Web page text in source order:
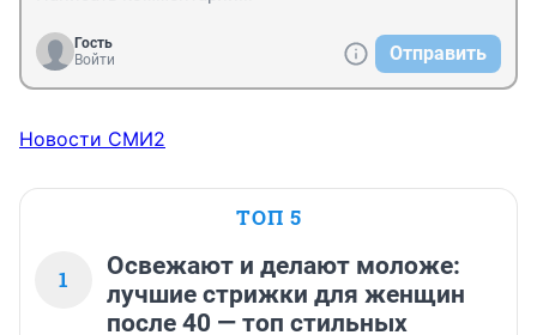
Гость
Войти
Отправить
Новости СМИ2
ТОП 5
1
Освежают и делают моложе:
лучшие стрижки для женщин
после 40 — топ стильных